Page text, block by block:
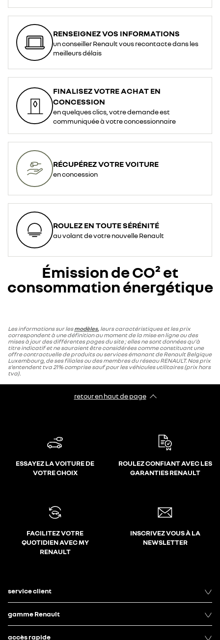
RENSEIGNEZ VOS INFORMATIONS
un conseiller Renault vous recontacte dans les
meilleurs délais
FINALISEZ VOTRE ACHAT EN
CONCESSION
en quelques clics, votre demande est
communiquée à votre concessionnaire
RÉCUPÉREZ VOTRE VOITURE
en concession
ROULEZ EN TOUTE SÉRÉNITÉ
au volant de votre nouvelle Renault
Émission de CO² et
consommation énergétique
Les informations sur lesmodèles, leurs caractéristiques et les prix
correspondent à une définition au moment de la mise en ligne ou des
mises à jour des différentes pages du site ; elles ne sont données qu'à
titre indicatif et ne sauraient être considérées comme constituant une
offre contractuelle de produits ou services émanant de Renault Belgique
Luxembourg, de ses filiales ou des membres du réseau RENAULT. Nos prix
s’entendent tva 21% comprise sauf pour les véhicules utilitaires (prix hors
tva).
retour en haut de page​
ESSAYEZ LA VOITURE DE
VOTRE CHOIX
ROULEZ CONFIANT AVEC LES
GARANTIES RENAULT
FACILITEZ VOTRE
QUOTIDIEN AVEC MY
RENAULT
INSCRIVEZ VOUS À LA
NEWSLETTER
service client
gamme Renault
accès rapide